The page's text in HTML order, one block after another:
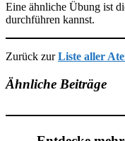
Eine ähnliche Übung ist
durchführen kannst.
Zurück zurListe aller
Ähnliche Beiträge